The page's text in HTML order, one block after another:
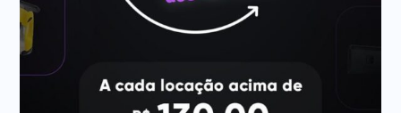
para
Usar
de
Novo!